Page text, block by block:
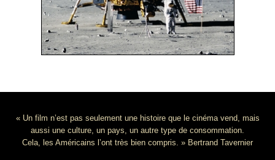
« Un film n’est pas seulement une histoire que le cinéma vend, mais
aussi une culture, un pays, un autre type de consommation.
Cela, les Américains l’ont très bien compris. » Bertrand Tavernier